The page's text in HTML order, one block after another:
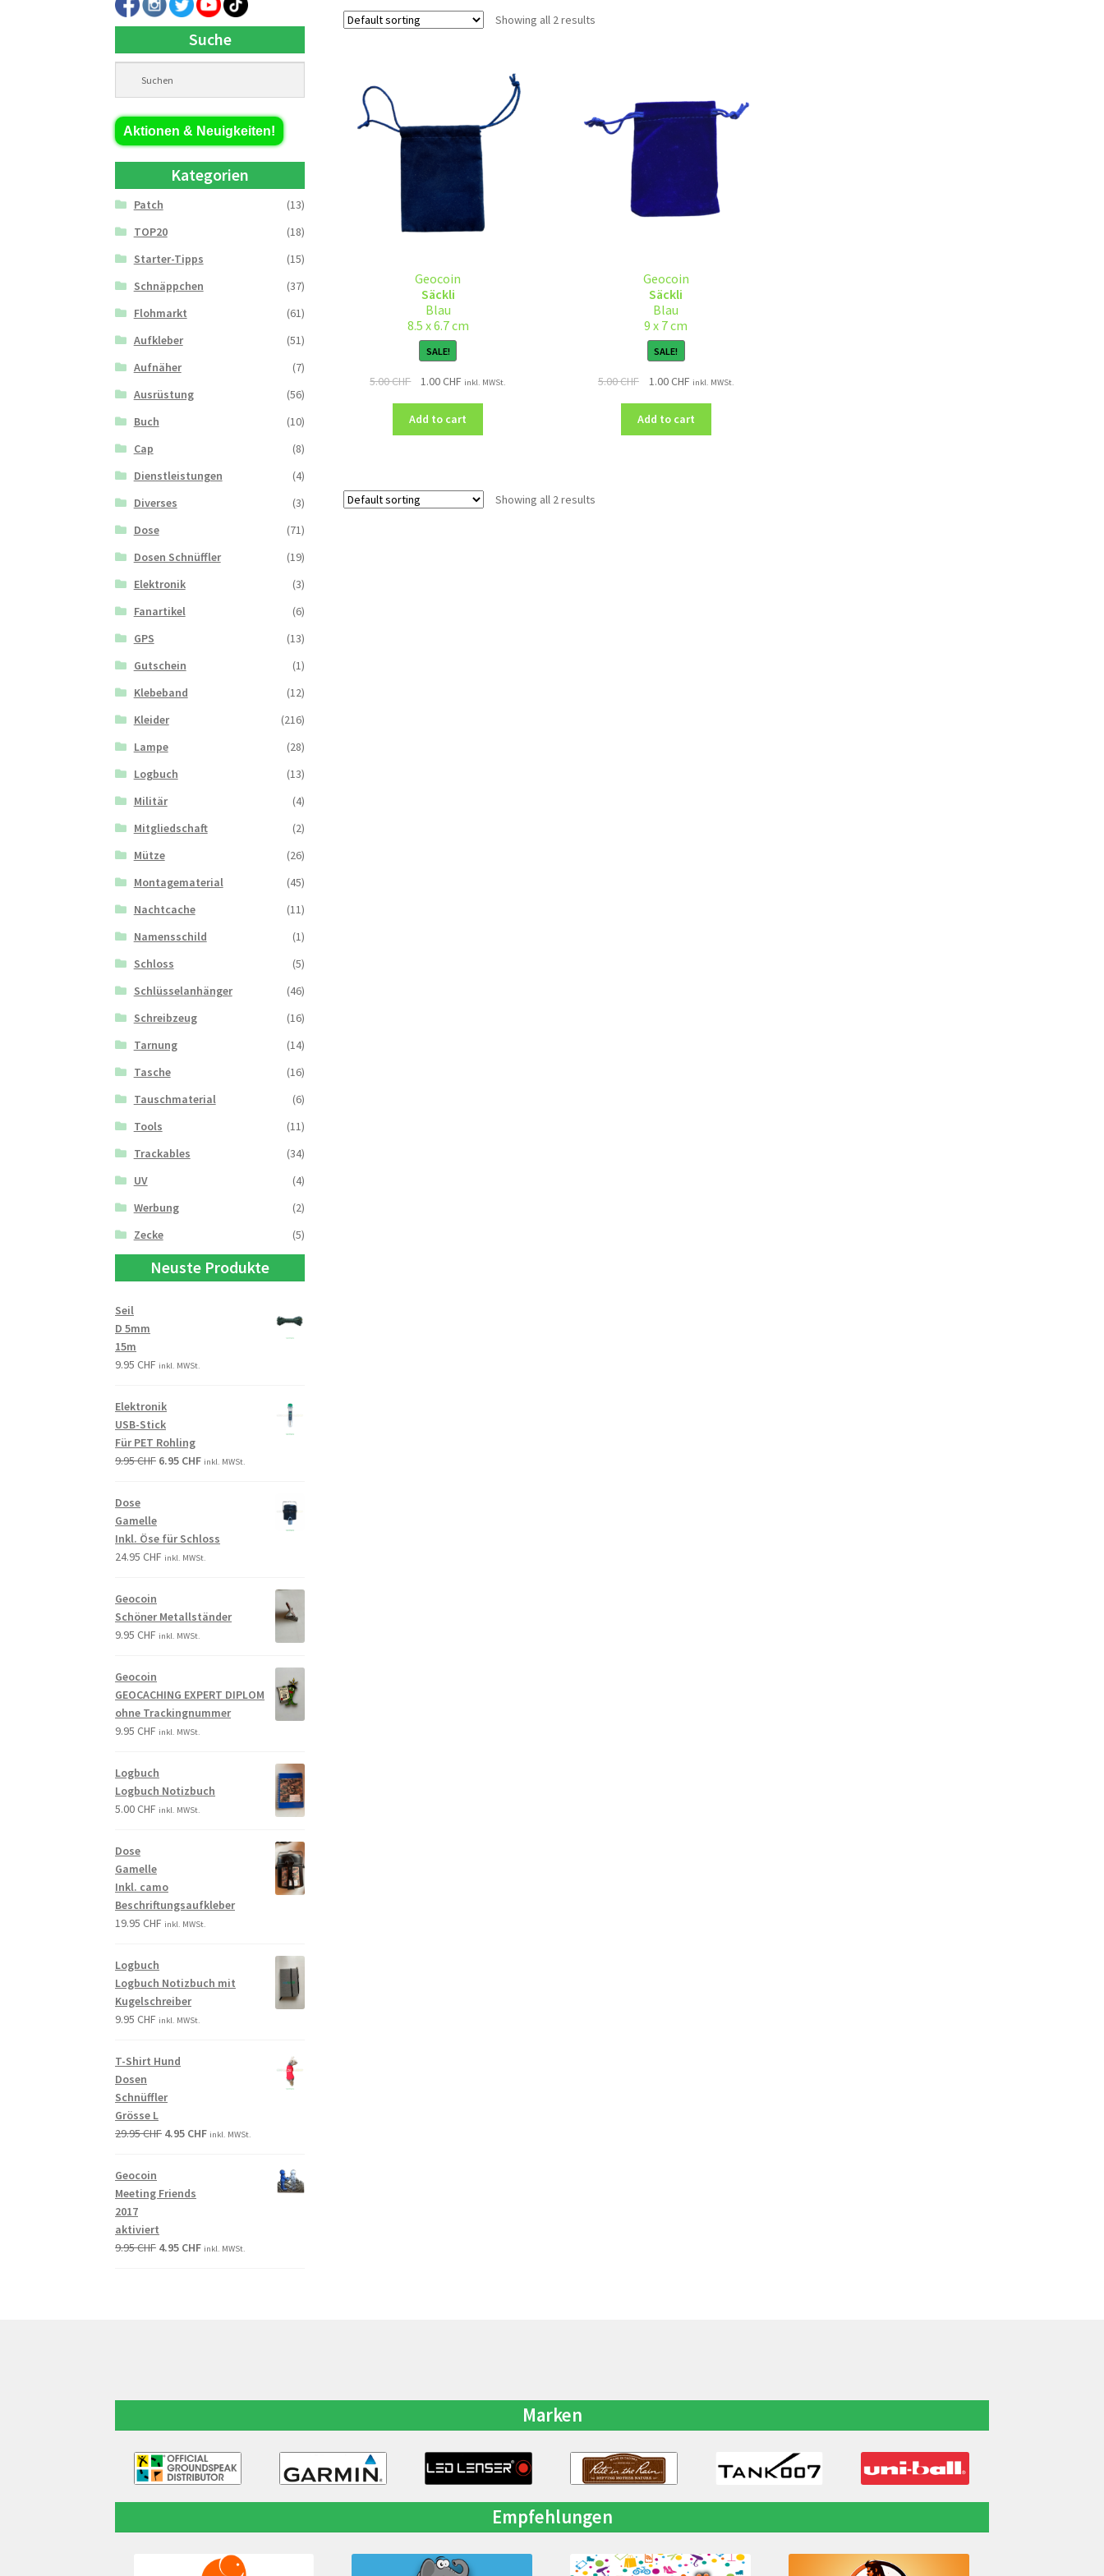
Showing all 2 results
Geocoin
Säckli
Blau
8.5 x 6.7 cm
SALE!
5.00CHF 1.00CHF inkl. MWSt.
Add to cart
Geocoin
Säckli
Blau
9 x 7 cm
SALE!
5.00CHF 1.00CHF inkl. MWSt.
Add to cart
Showing all 2 results
Suche
Aktionen & Neuigkeiten!
Kategorien
Patch
(13)
TOP20
(18)
Starter-Tipps
(15)
Schnäppchen
(37)
Flohmarkt
(61)
Aufkleber
(51)
Aufnäher
(7)
Ausrüstung
(56)
Buch
(10)
Cap
(8)
Dienstleistungen
(4)
Diverses
(3)
Dose
(71)
Dosen Schnüffler
(19)
Elektronik
(3)
Fanartikel
(6)
GPS
(13)
Gutschein
(1)
Klebeband
(12)
Kleider
(216)
Lampe
(28)
Logbuch
(13)
Militär
(4)
Mitgliedschaft
(2)
Mütze
(26)
Montagematerial
(45)
Nachtcache
(11)
Namensschild
(1)
Schloss
(5)
Schlüsselanhänger
(46)
Schreibzeug
(16)
Tarnung
(14)
Tasche
(16)
Tauschmaterial
(6)
Tools
(11)
Trackables
(34)
UV
(4)
Werbung
(2)
Zecke
(5)
Neuste Produkte
Seil
D 5mm
15m
9.95CHF inkl. MWSt.
Elektronik
USB-Stick
Für PET Rohling
9.95CHF 6.95 CHF inkl. MWSt.
Dose
Gamelle
Inkl. Öse für Schloss
24.95CHF inkl. MWSt.
Geocoin
Schöner Metallständer
9.95CHF inkl. MWSt.
Geocoin
GEOCACHING EXPERT DIPLOM
ohne Trackingnummer
9.95CHF inkl. MWSt.
Logbuch
Logbuch Notizbuch
5.00CHF inkl. MWSt.
Dose
Gamelle
Inkl. camo
Beschriftungsaufkleber
19.95CHF inkl. MWSt.
Logbuch
Logbuch Notizbuch mit
Kugelschreiber
9.95CHF inkl. MWSt.
T-Shirt Hund
Dosen
Schnüffler
Grösse L
29.95CHF 4.95 CHF inkl. MWSt.
Geocoin
Meeting Friends
2017
aktiviert
9.95CHF 4.95 CHF inkl. MWSt.
Marken
Empfehlungen